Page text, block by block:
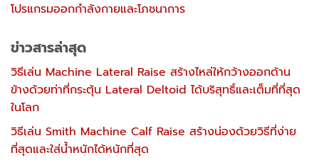
โปรแกรมออกกำลังกายและโภชนาการ
ข่าวสารล่าสุด
วิธีเล่น Machine Lateral Raise สร้างไหล่ให้กว้างออกด้าน
ข้างด้วยท่าที่กระตุ้น Lateral Deltoid ได้บริสุทธิ์และเต็มที่ที่สุด
ในโลก
วิธีเล่น Smith Machine Calf Raise สร้างน่องด้วยวิธีที่ง่าย
ที่สุดและใส่น้ำหนักได้หนักที่สุด